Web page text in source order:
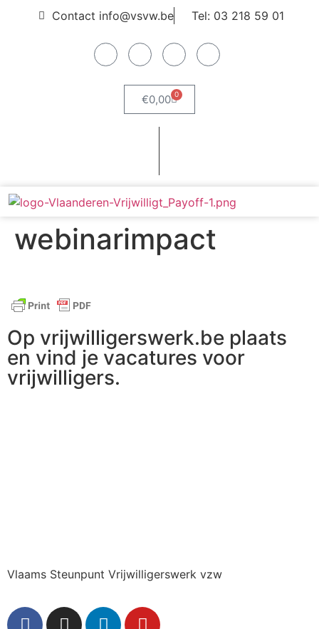
Contact info@vsvw.be Tel: 03 218 59 01
€0,00 0
webinarimpact
Op vrijwilligerswerk.be plaats
en vind je vacatures voor
vrijwilligers.
Vlaams Steunpunt Vrijwilligerswerk vzw